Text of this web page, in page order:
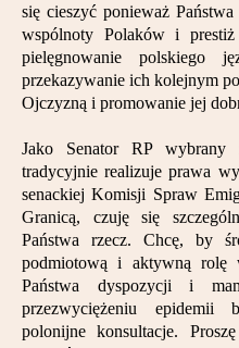
się cieszyć ponieważ
wspólnoty Polaków i
pielęgnowanie polskiego
przekazywanie ich kolejnym
Ojczyzną i promowanie jej
Jako Senator RP
tradycyjnie realizuje prawa
senackiej Komisji Spraw
Granicą, czuję się
Państwa rzecz. Chcę, by
podmiotową i aktywną rolę
Państwa dyspozycji i
przezwyciężeniu epidemii
polonijne konsultacje.